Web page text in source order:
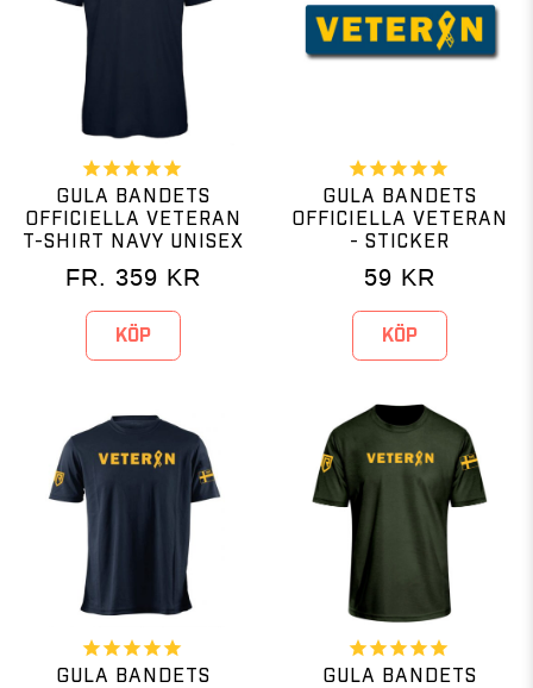
GULA BANDETS
OFFICIELLA VETERAN
T-SHIRT NAVY UNISEX
FR. 359 KR
KÖP
GULA BANDETS
OFFICIELLA VETERAN
- STICKER
59 KR
KÖP
GULA BANDETS
GULA BANDETS